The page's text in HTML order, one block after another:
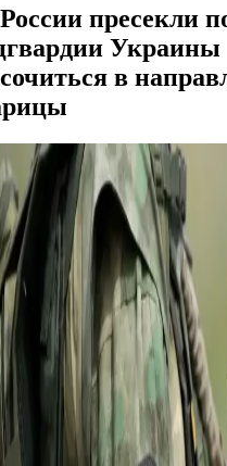
пресекли
Украины
в